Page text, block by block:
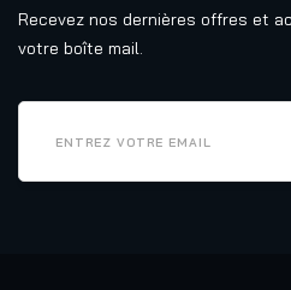
Recevez nos dernières offres et
votre boîte mail.